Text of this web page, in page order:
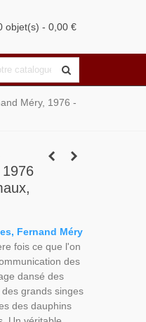
objet(s) - 0,00 €
Méry, 1976 -
Fernand Méry
fois ce que l'on
des
dansé des
grands singes
des dauphins